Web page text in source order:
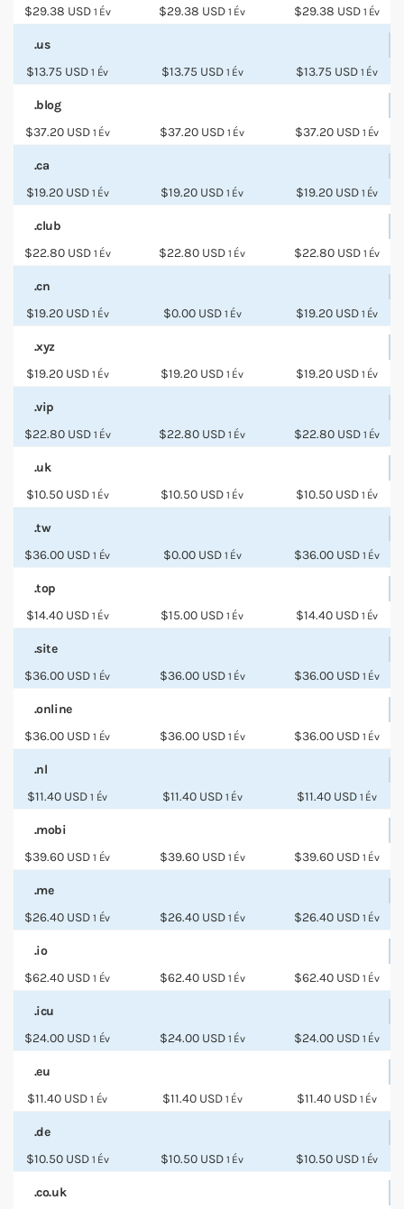
$29.38 USD 1 Év $29.38 USD 1 Év $29.38 USD 1 Év
.us
$13.75 USD 1 Év $13.75 USD 1 Év $13.75 USD 1 Év
.blog
$37.20 USD 1 Év $37.20 USD 1 Év $37.20 USD 1 Év
.ca
$19.20 USD 1 Év $19.20 USD 1 Év $19.20 USD 1 Év
.club
$22.80 USD 1 Év $22.80 USD 1 Év $22.80 USD 1 Év
.cn
$19.20 USD 1 Év $0.00 USD 1 Év $19.20 USD 1 Év
.xyz
$19.20 USD 1 Év $19.20 USD 1 Év $19.20 USD 1 Év
.vip
$22.80 USD 1 Év $22.80 USD 1 Év $22.80 USD 1 Év
.uk
$10.50 USD 1 Év $10.50 USD 1 Év $10.50 USD 1 Év
.tw
$36.00 USD 1 Év $0.00 USD 1 Év $36.00 USD 1 Év
.top
$14.40 USD 1 Év $15.00 USD 1 Év $14.40 USD 1 Év
.site
$36.00 USD 1 Év $36.00 USD 1 Év $36.00 USD 1 Év
.online
$36.00 USD 1 Év $36.00 USD 1 Év $36.00 USD 1 Év
.nl
$11.40 USD 1 Év $11.40 USD 1 Év $11.40 USD 1 Év
.mobi
$39.60 USD 1 Év $39.60 USD 1 Év $39.60 USD 1 Év
.me
$26.40 USD 1 Év $26.40 USD 1 Év $26.40 USD 1 Év
.io
$62.40 USD 1 Év $62.40 USD 1 Év $62.40 USD 1 Év
.icu
$24.00 USD 1 Év $24.00 USD 1 Év $24.00 USD 1 Év
.eu
$11.40 USD 1 Év $11.40 USD 1 Év $11.40 USD 1 Év
.de
$10.50 USD 1 Év $10.50 USD 1 Év $10.50 USD 1 Év
.co.uk